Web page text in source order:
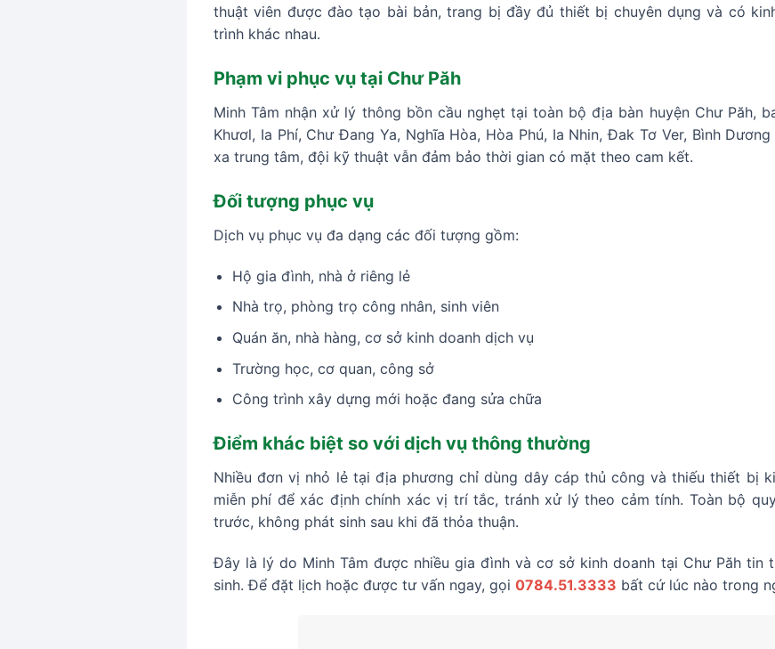
thuật viên được đào tạo bài bản, trang bị đầy đủ thiết bị chuyên dụng và có
trình khác nhau.
Phạm vi phục vụ tại Chư Păh
Minh Tâm nhận xử lý thông bồn cầu nghẹt tại toàn bộ địa bàn huyện Chư Păh,
Khươl, Ia Phí, Chư Đang Ya, Nghĩa Hòa, Hòa Phú, Ia Nhin, Đak Tơ Ver, Bình
xa trung tâm, đội kỹ thuật vẫn đảm bảo thời gian có mặt theo cam kết.
Đối tượng phục vụ
Dịch vụ phục vụ đa dạng các đối tượng gồm:
Hộ gia đình, nhà ở riêng lẻ
Nhà trọ, phòng trọ công nhân, sinh viên
Quán ăn, nhà hàng, cơ sở kinh doanh dịch vụ
Trường học, cơ quan, công sở
Công trình xây dựng mới hoặc đang sửa chữa
Điểm khác biệt so với dịch vụ thông thường
Nhiều đơn vị nhỏ lẻ tại địa phương chỉ dùng dây cáp thủ công và thiếu thiết bị
miễn phí để xác định chính xác vị trí tắc, tránh xử lý theo cảm tính. Toàn bộ
trước, không phát sinh sau khi đã thỏa thuận.
Đây là lý do Minh Tâm được nhiều gia đình và cơ sở kinh doanh tại Chư Păh
sinh. Để đặt lịch hoặc được tư vấn ngay, gọi 0784.51.3333 bất cứ lúc nào trong